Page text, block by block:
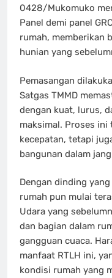
0428/Mukomuko
Panel demi panel
rumah, memberikan
hunian yang
Pemasangan
Satgas TMMD
dengan kuat, lurus,
maksimal. Proses
kecepatan, tetapi
bangunan dalam
Dengan dinding
rumah pun mulai
Udara yang
dan bagian dalam
gangguan cuaca.
manfaat RTLH ini,
kondisi rumah yang